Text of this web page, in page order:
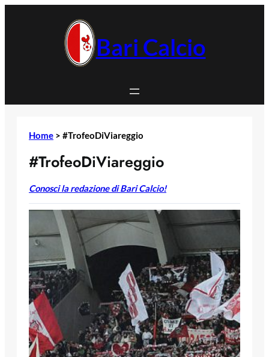
Bari Calcio
Home > #TrofeoDiViareggio
#TrofeoDiViareggio
Conosci la redazione di Bari Calcio!